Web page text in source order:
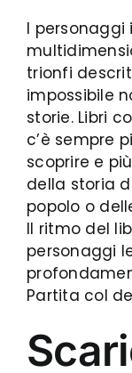
I personaggi
trionfi
impossibile
storie. Libri
c’è sempre
scoprire e
della storia
popolo o
Il ritmo del
personaggi
Partita col